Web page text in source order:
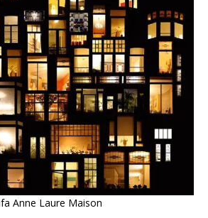
Anne Laure Maison